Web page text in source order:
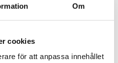
Om
cookies
för att anpassa innehållet